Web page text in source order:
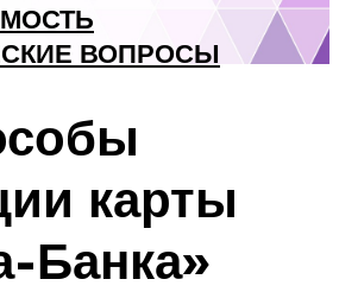
ВОПРОСЫ
карты
Банка»